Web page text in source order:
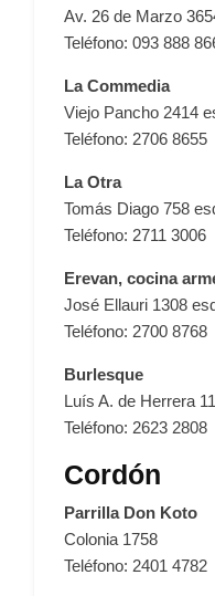
Av. 26 de Marzo
Teléfono: 093 888
La Commedia
Viejo Pancho 2414
Teléfono: 2706 8655
La Otra
Tomás Diago 758
Teléfono: 2711 3006
Erevan, cocina
José Ellauri 1308
Teléfono: 2700 8768
Burlesque
Luís A. de Herrera
Teléfono: 2623 2808
Cordón
Parrilla Don Koto
Colonia 1758
Teléfono: 2401 4782